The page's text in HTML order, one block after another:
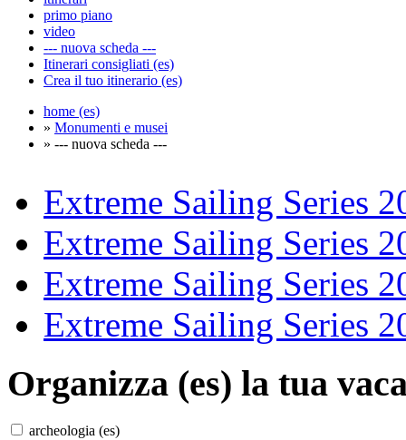
primo piano
video
--- nuova scheda ---
Itinerari consigliati (es)
Crea il tuo itinerario (es)
home (es)
» Monumenti e musei
» --- nuova scheda ---
Extreme Sailing Series
Extreme Sailing Series
Extreme Sailing Series
Extreme Sailing Series
Organizza (es) la tua
archeologia (es)